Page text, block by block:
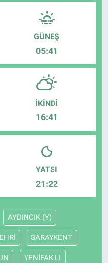
GÜNEŞ
05:41
İKINDI
16:41
YATSI
21:22
AYDINCIK (Y)
SARAYKENT
YENİFAKILI